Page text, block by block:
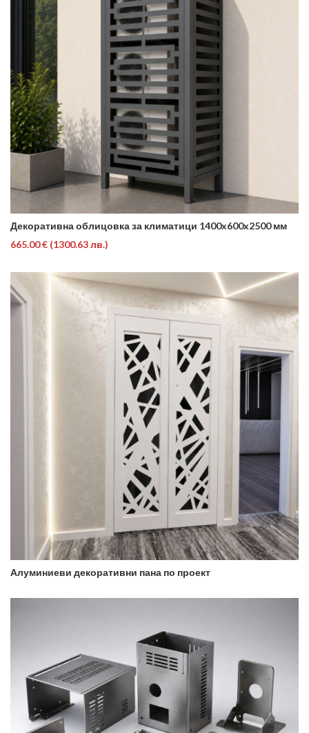
Декоративна облицовка за климатици 1400x600x2500 мм
665.00 € (1300.63 лв.)
Алуминиеви декоративни пана по проект